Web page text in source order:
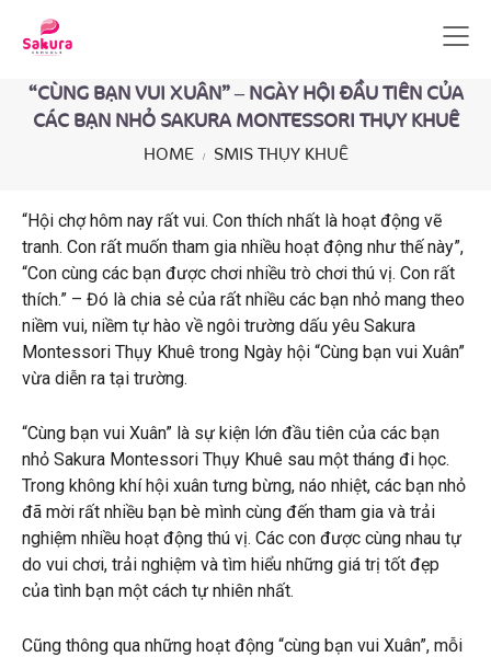
“CÙNG BẠN VUI XUÂN” – NGÀY HỘI ĐẦU TIÊN CỦA
CÁC BẠN NHỎ SAKURA MONTESSORI THỤY KHUÊ
HOME SMIS THỤY KHUÊ
“Hội chợ hôm nay rất vui. Con thích nhất là hoạt động vẽ
tranh. Con rất muốn tham gia nhiều hoạt động như thế này”,
“Con cùng các bạn được chơi nhiều trò chơi thú vị. Con rất
thích.” – Đó là chia sẻ của rất nhiều các bạn nhỏ mang theo
niềm vui, niềm tự hào về ngôi trường dấu yêu Sakura
Montessori Thụy Khuê trong Ngày hội “Cùng bạn vui Xuân”
vừa diễn ra tại trường.
“Cùng bạn vui Xuân” là sự kiện lớn đầu tiên của các bạn
nhỏ Sakura Montessori Thụy Khuê sau một tháng đi học.
Trong không khí hội xuân tưng bừng, náo nhiệt, các bạn nhỏ
đã mời rất nhiều bạn bè mình cùng đến tham gia và trải
nghiệm nhiều hoạt động thú vị. Các con được cùng nhau tự
do vui chơi, trải nghiệm và tìm hiểu những giá trị tốt đẹp
của tình bạn một cách tự nhiên nhất.
Cũng thông qua những hoạt động “cùng bạn vui Xuân”, mỗi